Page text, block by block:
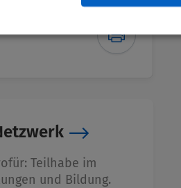
Teilhabe im
und Bildung.